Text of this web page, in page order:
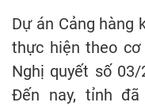
Dự án Cảng hàng
thực hiện theo
Nghị quyết số 03/
Đến nay, tỉnh